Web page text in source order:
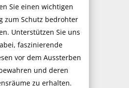
Sie einen wichtigen
zum Schutz bedrohter
Unterstützen Sie uns
faszinierende
vor dem Aussterben
und deren
zu erhalten.